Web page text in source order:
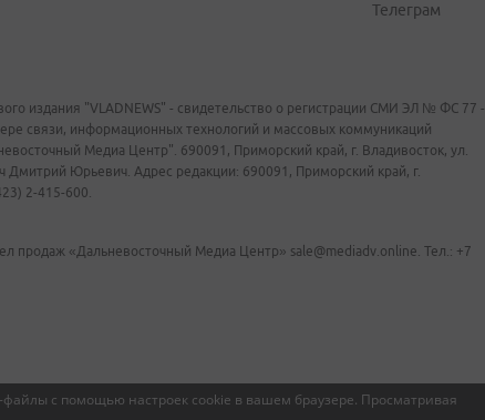
с помощью настроек cookie в вашем браузере. Просматривая
Телеграм
издания "VLADNEWS" - свидетельство о регистрации СМИ ЭЛ № ФС 77 -
связи, информационных технологий и массовых коммуникаций
Медиа Центр". 690091, Приморский край, г. Владивосток, ул.
Юрьевич. Адрес редакции: 690091, Приморский край, г.
2-415-600.
продаж «Дальневосточный Медиа Центр» sale@mediadv.online. Тел.: +7